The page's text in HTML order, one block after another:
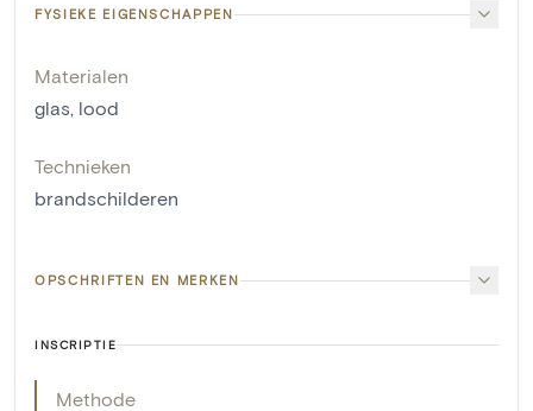
FYSIEKE EIGENSCHAPPEN
Materialen
glas, lood
Technieken
brandschilderen
OPSCHRIFTEN EN MERKEN
INSCRIPTIE
Methode